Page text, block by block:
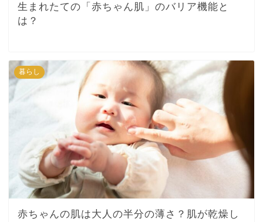
生まれたての「赤ちゃん肌」のバリア機能と
は？
暮らし
赤ちゃんの肌は大人の半分の薄さ？肌が乾燥し